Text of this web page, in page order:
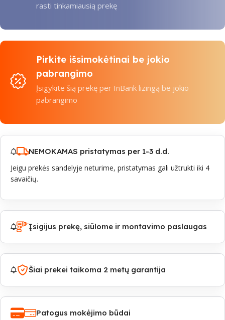
rasti tinkamiausią prekę
Pirkite išsimokėtinai be jokio
pabrangimo
Įsigykite šią prekę per InBank lizingą be jokio
pabrangimo
NEMOKAMAS pristatymas per 1-3 d.d.
Jeigu prekės sandelyje neturime, pristatymas gali užtrukti iki 4
savaičių.
Įsigijus prekę, siūlome ir montavimo paslaugas
Šiai prekei taikoma 2 metų garantija
Patogus mokėjimo būdai